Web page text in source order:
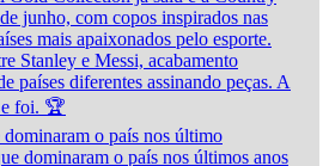
o país nos último